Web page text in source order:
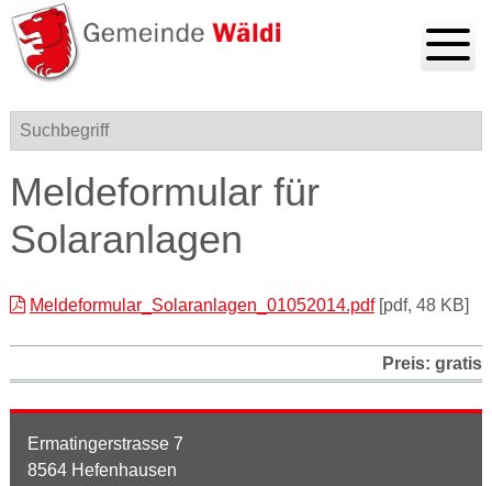
Navigieren in Gemeinde
Schnellnavigation
Hauptnavigation mobile
Menu
Suchbegriff
Meldeformular für
Solaranlagen
Meldeformular_Solaranlagen_01052014.pdf[pdf, 48 KB]
Preis: gratis
Ermatingerstrasse 7
8564 Hefenhausen